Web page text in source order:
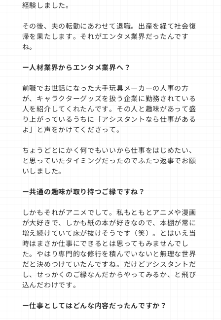
経験しました。
その後、夫の転勤にあわせて退職。出産を経て社会復
帰を果たします。それがエンタメ業界だったんです
ね。
ー人材業界からエンタメ業界へ？
前職でお世話になった大手玩具メーカーの人事の方
が、キャラクターグッズを扱う企業に勤務されている
人を紹介してくれたんです。その人と趣味があって盛
り上がっているうちに「アシスタントなら仕事がある
よ」と声をかけてくださって。
ちょうどとにかく何でもいいから仕事をはじめたい、
と思っていたタイミングだったのでふたつ返事でお願
いしました。
ー共通の趣味が取り持つご縁ですね？
しかもそれがアニメでして。私もともとアニメや漫画
が大好きで、しかも紙の本が好きなので、本棚が常に
増え続けていて床が抜けそうです（笑）。とはいえ当
時はまさか仕事にできるとは思ってもみませんでし
た。やはり専門的な修行を積んでいないと無理な世界
だと決めつけていたんですね。だけどアシスタントだ
し、せっかくのご縁なんだからやってみるか、と飛び
込んだわけです。
ー仕事としてはどんな内容だったんですか？